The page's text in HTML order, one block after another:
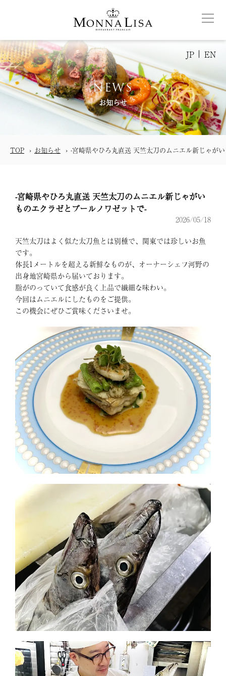
JP EN
NEWS
お知らせ
TOP お知らせ -宮崎県やひろ丸直送 天竺太刀のムニエル新じゃが
-宮崎県やひろ丸直送 天竺太刀のムニエル新じゃがい
ものエクラゼとブールノワゼットで-
2026/05/18
天竺太刀はよく似た太刀魚とは別種で、関東では珍しいお魚
です。
体長1メートルを超える新鮮なものが、オーナーシェフ河野の
出身地宮崎県から届いております。
脂がのっていて食感が良く上品で繊細な味わい。
今回はムニエルにしたものをご提供。
この機会にぜひご賞味くださいませ。